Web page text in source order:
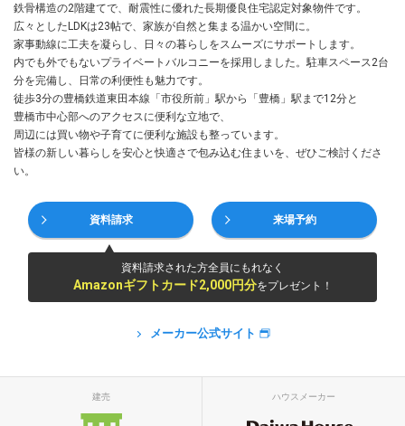
鉄骨構造の2階建てで、耐震性に優れた長期優良住宅認定対象物件です。
広々としたLDKは23帖で、家族が自然と集まる温かい空間に。
家事動線に工夫を凝らし、日々の暮らしをスムーズにサポートします。
内でも外でもないプライベートバルコニーを採用しました。駐車スペース2台
分を完備し、日常の利便性も魅力です。
徒歩3分の豊橋鉄道東田本線「市役所前」駅から「豊橋」駅まで12分と
豊橋市中心部へのアクセスに便利な立地で、
周辺には買い物や子育てに便利な施設も整っています。
皆様の新しい暮らしを安心と快適さで包み込む住まいを、ぜひご検討くださ
い。
資料請求 来場予約
資料請求された方全員にもれなく
Amazonギフトカード2,000円分をプレゼント！
メーカー公式サイト
建売 ハウスメーカー